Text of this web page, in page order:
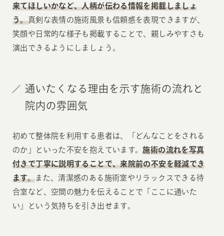
来てほしいかなど、人柄が伝わる情報を掲載しましょ
う。真剣な表情の施術風景も信頼感を表現できますが、
笑顔や日常的な様子も掲載することで、親しみやすさも
演出できるようにしましょう。
通いたくなる理由を示す施術の流れと
院内の雰囲気
初めて整体院を利用する患者は、「どんなことをされる
のか」といった不安を抱えています。施術の流れを写真
付きで丁寧に説明することで、来院前の不安を軽減でき
ます。 また、清潔感のある施術室やリラックスできる待
合室など、空間の魅力を伝えることで「ここに通いた
い」という気持ちを引き出せます。